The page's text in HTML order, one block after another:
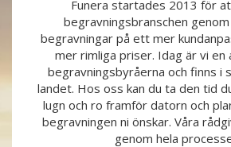
PRODUKTER & PRISER
OM BEGRAVNINGAR
JURIDIK
Funera startades 2013 för
begravningsbranschen
begravningar på ett mer
mer rimliga priser. Idag är vi
begravningsbyråerna och finns i
landet. Hos oss kan du ta den tid
lugn och ro framför datorn och
begravningen ni önskar. Våra
genom hela